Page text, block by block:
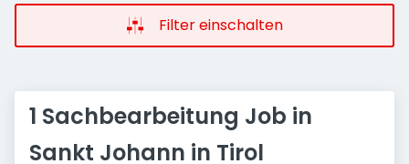
Filter einschalten
1 Sachbearbeitung Job in
Sankt Johann in Tirol